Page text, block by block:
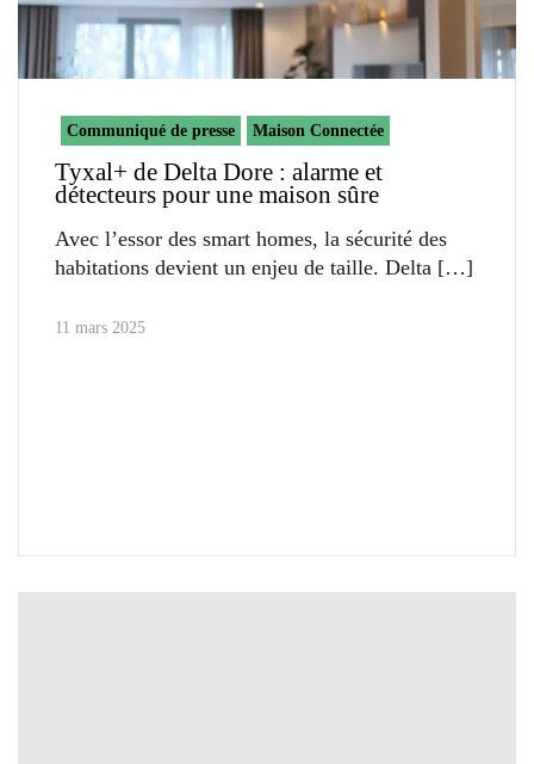
Communiqué de presse Maison Connectée
Tyxal+ de Delta Dore : alarme et
détecteurs pour une maison sûre
Avec l’essor des smart homes, la sécurité des
habitations devient un enjeu de taille. Delta
11 mars 2025